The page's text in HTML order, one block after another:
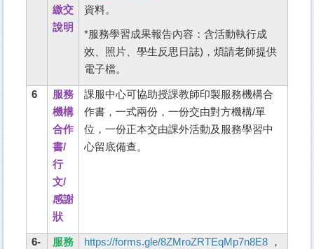
繳交
說明
資料。
*服務學習成果報告內容：含活動執行成
效、照片、學生反思日誌)，煩請老師提供
電子檔。
6
服務
機構
合作
書/
行
文/
感謝
狀
課服中心可協助授課教師印製服務機構合
作書，一式兩份，一份交由對方機構/單
位，一份正本交由課外活動及服務學習中
心留底備查。
6-
服務
https://forms.gle/8ZMroZRTEqMp7n8E8
，